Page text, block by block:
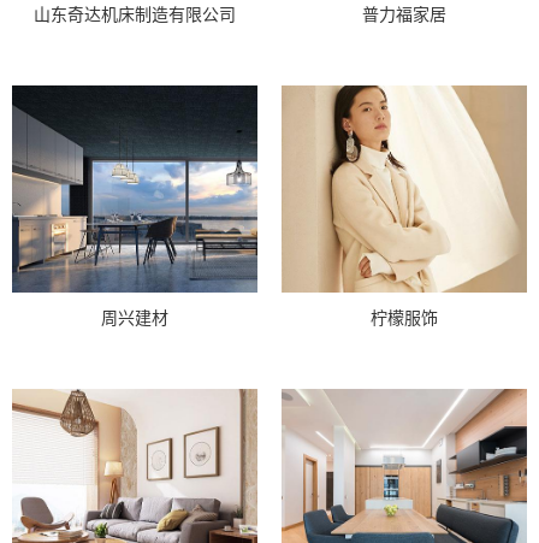
山东奇达机床制造有限公司 普力福家居
周兴建材 柠檬服饰